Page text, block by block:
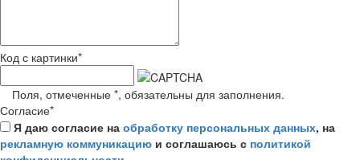
Код с картинки*
Поля, отмеченные *, обязательны для заполнения.
Согласие*
Я даю согласие на обработку персональных данных, на
рекламную коммуникацию и соглашаюсь с политикой